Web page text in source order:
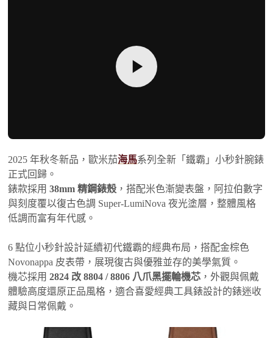
2025 年秋冬新品，歐米茄海馬系列全新「鐵霸」小秒針腕錶
正式回歸。
錶款採用38mm 精鋼錶殼 ，搭配米色漸變表盤，阿拉伯數字
與刻度覆以復古色調 Super-LumiNova 夜光塗層，整體風格
低調而富有年代感。
6 點位小秒針設計延續初代鐵霸的經典布局，搭配金棕色
Novonappa 皮表帶，展現復古與優雅並存的美學氣質。
機芯採用2824 改 8804 / 8806 八爪黑擺輪機芯 ，外觀與佩戴
體驗高度還原正品風格，適合喜愛經典工具錶設計的錶迷收
藏與日常佩戴。